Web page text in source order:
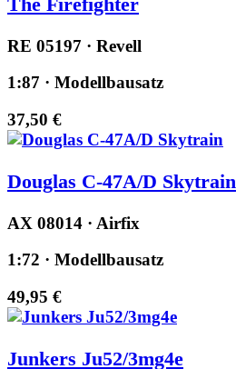
RE 05197 · Revell
1:87 · Modellbausatz
37,50 €
Douglas C-47A/D Skytrain
AX 08014 · Airfix
1:72 · Modellbausatz
49,95 €
Junkers Ju52/3mg4e